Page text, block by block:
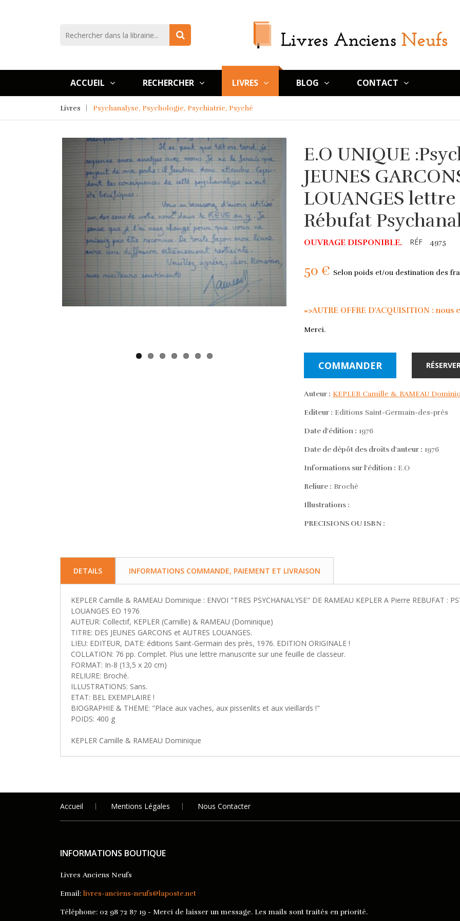
ACCUEIL RECHERCHER LIVRES BLOG CONTACT
Livres Psychanalyse, Psychologie, Psychiatrie, Psyché
E.O UNIQUE
JEUNES
LOUANGES
Rébufat
OUVRAGE DISPONIBLE. RÉF 4975
50 € Selon poids et/ou destination des
=>AUTRE OFFRE D'ACQUISITION : nous
Merci.
COMMANDER
Auteur : KEPLER Camille & RAMEAU
Editeur : Editions Saint-Germain-des-prés
Date d'édition : 1976
Date de dépôt des droits d'auteur : 1976
Informations sur l'édition : E.O
Reliure : Broché
Illustrations :
PRECISIONS OU ISBN :
DETAILS INFORMATIONS COMMANDE, PAIEMENT ET LIVRAISON
KEPLER Camille & RAMEAU Dominique : ENVOI "TRES PSYCHANALYSE" DE RAMEAU KEPLER A Pierre REBUFAT :
LOUANGES EO 1976
AUTEUR: Collectif, KEPLER (Camille) & RAMEAU (Dominique)
TITRE: DES JEUNES GARCONS et AUTRES LOUANGES.
LIEU: EDITEUR, DATE: éditions Saint-Germain des près, 1976. EDITION ORIGINALE !
COLLATION: 76 pp. Complet. Plus une lettre manuscrite sur une feuille de classeur.
FORMAT: In-8 (13,5 x 20 cm)
RELIURE: Broché.
ILLUSTRATIONS: Sans.
ETAT: BEL EXEMPLAIRE !
BIOGRAPHIE & THEME: "Place aux vaches, aux pissenlits et aux vieillards !"
POIDS: 400 g
KEPLER Camille & RAMEAU Dominique
Accueil Mentions Légales Nous Contacter
INFORMATIONS BOUTIQUE
Livres Anciens Neufs
Email: livres-anciens-neufs@laposte.net
Téléphone: 02 98 72 87 19 - Merci de laisser un message. Les mails sont traités en priorité.